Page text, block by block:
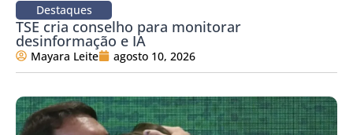
Destaques
TSE cria conselho para monitorar
desinformação e IA
Mayara Leite agosto 10, 2026